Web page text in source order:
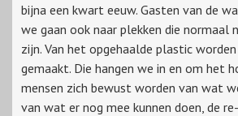
bijna een kwart eeuw. Gasten van de
we gaan ook naar plekken die normaal
zijn. Van het opgehaalde plastic
gemaakt. Die hangen we in en om het
mensen zich bewust worden van wat
van wat er nog mee kunnen doen, de re-